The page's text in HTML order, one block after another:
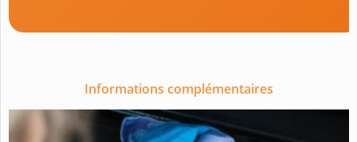
Informations complémentaires